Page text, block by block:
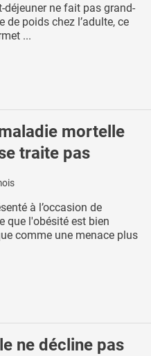
déjeuner ne fait pas grand-
poids chez l’adulte, ce
...
mortelle
traite pas
à l’occasion de
que l'obésité est bien
comme une menace plus
ne décline pas